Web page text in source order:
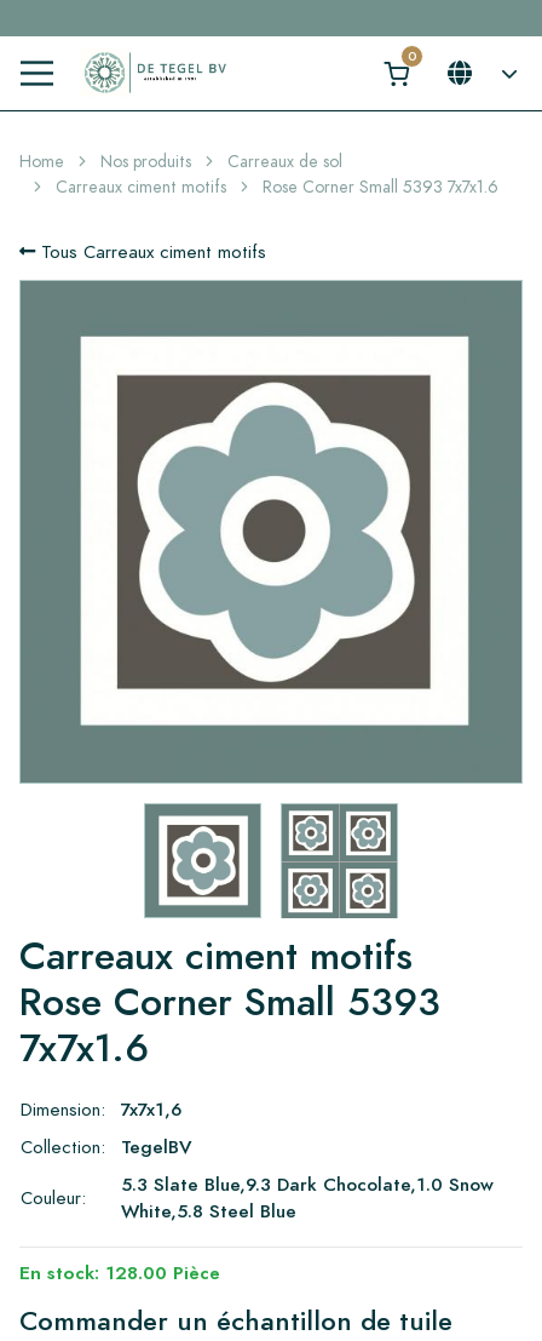
Cliquez ici et trouvez votre carrelage idéal en 2 min. →
Home Nos produits
Carreaux de sol
Carreaux ciment motifs
Rose Corner Small 5393 7x7x1.6
Tous Carreaux ciment motifs
Carreaux ciment motifs
Rose Corner Small 5393
7x7x1.6
Dimension:
7x7x1,6
Collection:
TegelBV
Couleur:
5.3 Slate Blue,9.3 Dark Chocolate,1.0 Snow
White,5.8 Steel Blue
En stock: 128.00 Pièce
Commander un échantillon de tuile